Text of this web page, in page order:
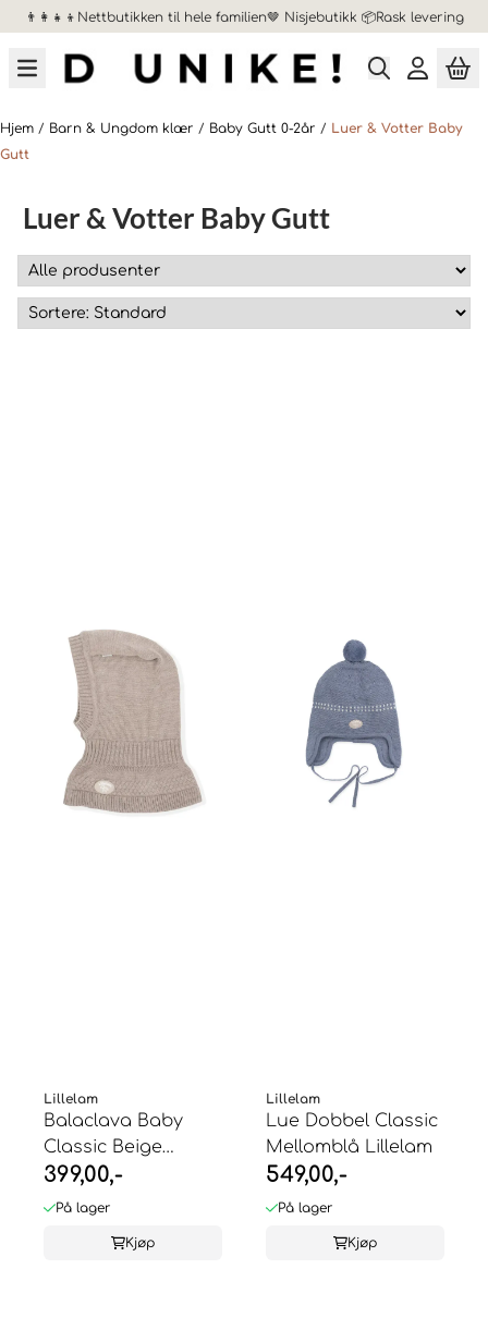
Hopp til innhold
👨‍👩‍👧‍👦Nettbutikken til hele familien🤎 Nisjebutikk 📦Rask levering
Hjem / Barn & Ungdom klær / Baby Gutt 0-2år / Luer & Votter Baby
Gutt
Luer & Votter Baby Gutt
Lillelam
Balaclava Baby
Classic Beige
Lillelam
399,00,-
På lager
Kjøp
Lillelam
Lue Dobbel Classic
Mellomblå Lillelam
549,00,-
På lager
Kjøp